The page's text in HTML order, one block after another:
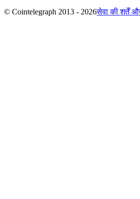
© Cointelegraph 2013 - 2026सेवा की शर्तें